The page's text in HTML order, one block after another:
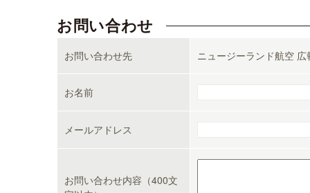
お問い合わせ
お問い合わせ先 ニュージーランド航空
お名前
メールアドレス
お問い合わせ内容（400文